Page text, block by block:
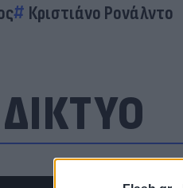
Κριστιάνο Ρονάλντο